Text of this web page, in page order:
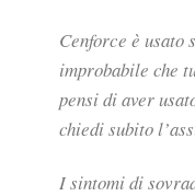
Cenforce è usato
improbabile che
pensi di aver
chiedi subito
I sintomi di